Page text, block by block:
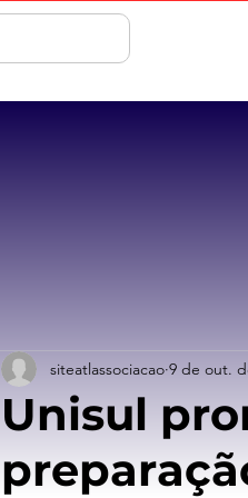
Unisul
siteatlassociacao 9 de out.